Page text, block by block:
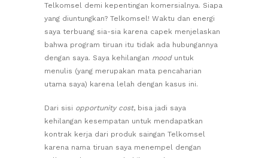
Telkomsel demi kepentingan komersialnya. Siapa
yang diuntungkan? Telkomsel! Waktu dan energi
saya terbuang sia-sia karena capek menjelaskan
bahwa program tiruan itu tidak ada hubungannya
dengan saya. Saya kehilangan mooduntuk
menulis (yang merupakan mata pencaharian
utama saya) karena lelah dengan kasus ini.
Dari sisi opportunity cost, bisa jadi saya
kehilangan kesempatan untuk mendapatkan
kontrak kerja dari produk saingan Telkomsel
karena nama tiruan saya menempel dengan